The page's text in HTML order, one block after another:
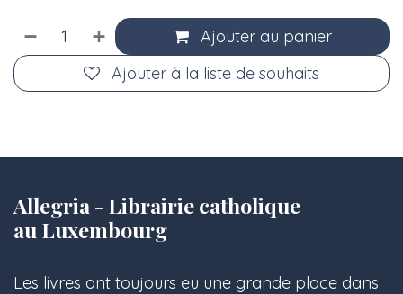
Ajouter au panier
Ajouter à la liste de souhaits
Allegria - Librairie catholique
au Luxembourg
Les livres ont toujours eu une grande place dans